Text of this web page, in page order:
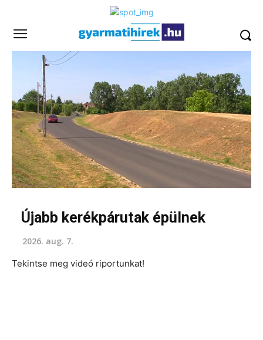
Újabb kerékpárutak épülnek
2026. aug. 7.
Tekintse meg videó riportunkat!